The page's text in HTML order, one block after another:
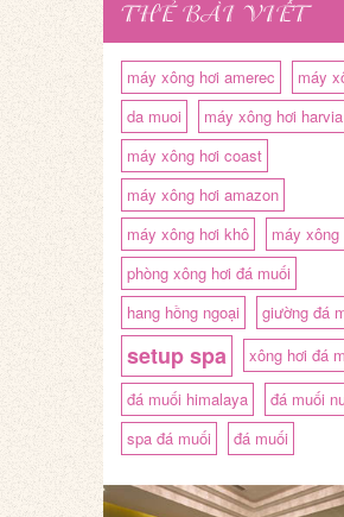
THẺ BÀI VIẾT
máy xông hơi amerec
máy
da muoi
máy xông hơi harvia
máy xông hơi coast
máy xông hơi amazon
máy xông hơi khô
máy
phòng xông hơi đá muối
hang hồng ngoại
giường đá
setup spa
xông hơi đá
đá muối himalaya
đá muối
spa đá muối
đá muối